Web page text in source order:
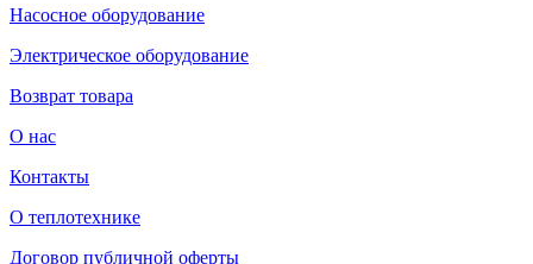
Насосное оборудование
Электрическое оборудование
Возврат товара
О нас
Контакты
О теплотехнике
Договор публичной оферты